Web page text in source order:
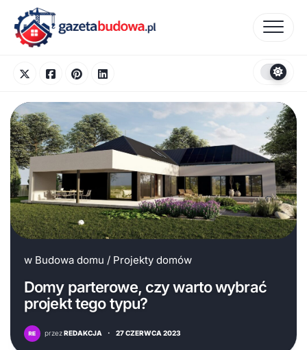
content
w Budowa domu / Projekty domów
Domy parterowe, czy warto wybrać
projekt tego typu?
przezREDAKCJA · 27 CZERWCA 2023